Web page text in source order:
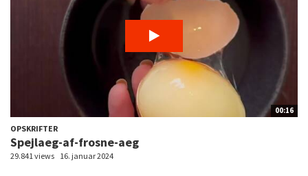
00:16
OPSKRIFTER
Spejlaeg-af-frosne-aeg
29.841 views 16. januar 2024